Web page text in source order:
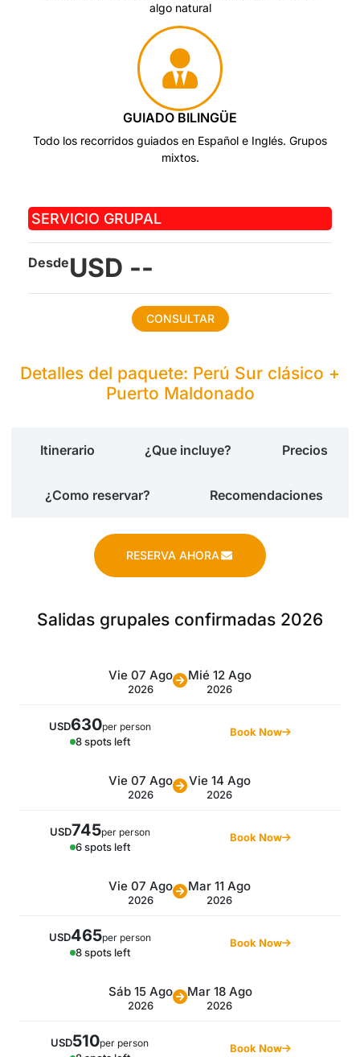
algo natural
GUIADO BILINGÜE
Todo los recorridos guiados en Español e Inglés. Grupos
mixtos.
SERVICIO GRUPAL
DesdeUSD --
CONSULTAR
Detalles del paquete: Perú Sur clásico +
Puerto Maldonado
Itinerario ¿Que incluye? Precios
¿Como reservar? Recomendaciones
RESERVA AHORA
Salidas grupales confirmadas 2026
Vie 07 Ago
2026
Mié 12 Ago
2026
USD630per person
8 spots left
Book Now
Vie 07 Ago
2026
Vie 14 Ago
2026
USD745per person
6 spots left
Book Now
Vie 07 Ago
2026
Mar 11 Ago
2026
USD465per person
8 spots left
Book Now
Sáb 15 Ago
2026
Mar 18 Ago
2026
USD510per person Book Now